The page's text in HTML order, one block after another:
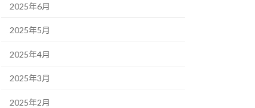
2025年6月
2025年5月
2025年4月
2025年3月
2025年2月